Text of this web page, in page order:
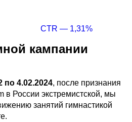
CTR — 1,31%
кампании
по 4.02.2024, после признания
в России экстремистской, мы
занятий гимнастикой